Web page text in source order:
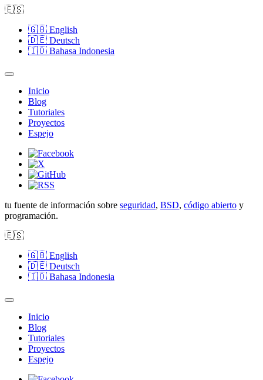
🇪🇸
🇬🇧 English
🇩🇪 Deutsch
🇮🇩 Bahasa Indonesia
Inicio
Blog
Tutoriales
Proyectos
Espejo
tu fuente de información sobre seguridad, BSD, código abierto y
programación.
🇪🇸
🇬🇧 English
🇩🇪 Deutsch
🇮🇩 Bahasa Indonesia
Inicio
Blog
Tutoriales
Proyectos
Espejo